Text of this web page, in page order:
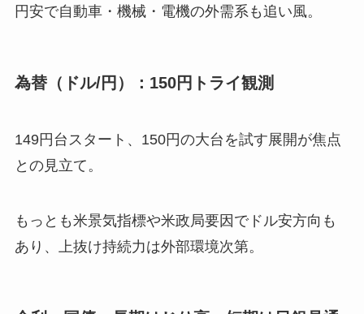
円安で自動車・機械・電機の外需系も追い風。
為替（ドル/円）：150円トライ観測
149円台スタート、150円の大台を試す展開が焦点
との見立て。
もっとも米景気指標や米政局要因でドル安方向も
あり、上抜け持続力は外部環境次第。